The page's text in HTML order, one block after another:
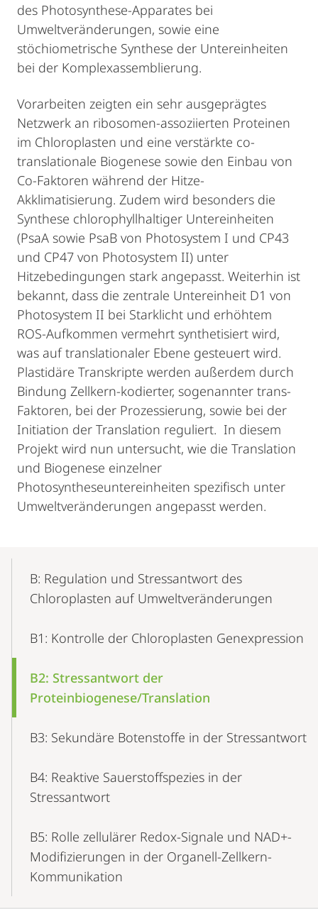
des Photosynthese-Apparates bei
Umweltveränderungen, sowie eine
stöchiometrische Synthese der Untereinheiten
bei der Komplexassemblierung.
Vorarbeiten zeigten ein sehr ausgeprägtes
Netzwerk an ribosomen-assoziierten Proteinen
im Chloroplasten und eine verstärkte co-
translationale Biogenese sowie den Einbau von
Co-Faktoren während der Hitze-
Akklimatisierung. Zudem wird besonders die
Synthese chlorophyllhaltiger Untereinheiten
(PsaA sowie PsaB von Photosystem I und CP43
und CP47 von Photosystem II) unter
Hitzebedingungen stark angepasst. Weiterhin ist
bekannt, dass die zentrale Untereinheit D1 von
Photosystem II bei Starklicht und erhöhtem
ROS-Aufkommen vermehrt synthetisiert wird,
was auf translationaler Ebene gesteuert wird.
Plastidäre Transkripte werden außerdem durch
Bindung Zellkern-kodierter, sogenannter trans-
Faktoren, bei der Prozessierung, sowie bei der
Initiation der Translation reguliert. In diesem
Projekt wird nun untersucht, wie die Translation
und Biogenese einzelner
Photosyntheseuntereinheiten spezifisch unter
Umweltveränderungen angepasst werden.
NavigationB: Regulation und Stressantwort des
Chloroplasten auf Umweltveränderungen
B1: Kontrolle der Chloroplasten Genexpression
B2: Stressantwort der
Proteinbiogenese/Translation
B3: Sekundäre Botenstoffe in der Stressantwort
B4: Reaktive Sauerstoffspezies in der
Stressantwort
B5: Rolle zellulärer Redox-Signale und NAD+-
Modifizierungen in der Organell-Zellkern-
Kommunikation